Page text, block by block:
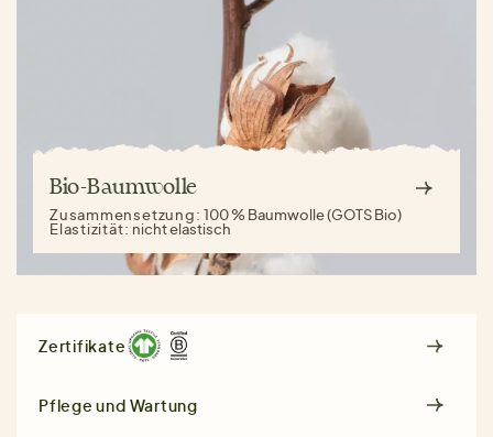
Bio-Baumwolle
Zusammensetzung:100 % Baumwolle (GOTS Bio)
Elastizität: nicht elastisch
Zertifikate
Pflege und Wartung